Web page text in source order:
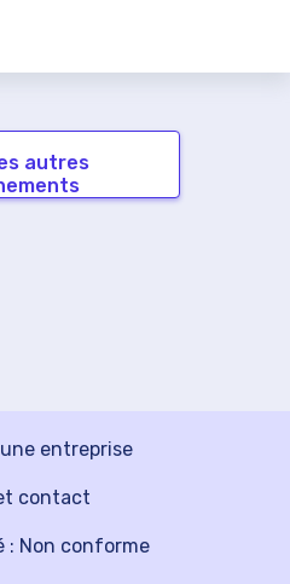
autres
entreprise
contact
: Non conforme